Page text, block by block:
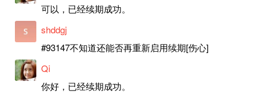
可以，已经续期成功。
shddgj
#93147不知道还能否再重新启用续期[伤心]
Qi
你好，已经续期成功。